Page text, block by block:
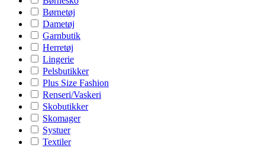
Børnetøj
Dametøj
Garnbutik
Herretøj
Lingerie
Pelsbutikker
Plus Size Fashion
Renseri/Vaskeri
Skobutikker
Skomager
Systuer
Textiler